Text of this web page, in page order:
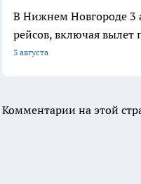
В Нижнем Новгороде 3
рейсов, включая вылет
3 августа
Комментарии на этой